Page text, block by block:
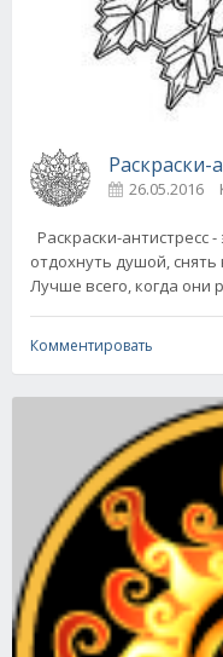
Раскраски-
26.05.2016
Раскраски-антистресс
отдохнуть душой,
Лучше всего, когда они
Комментировать